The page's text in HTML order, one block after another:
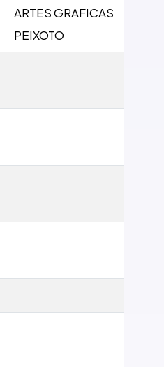
ARTES GRAFICAS
PEIXOTO